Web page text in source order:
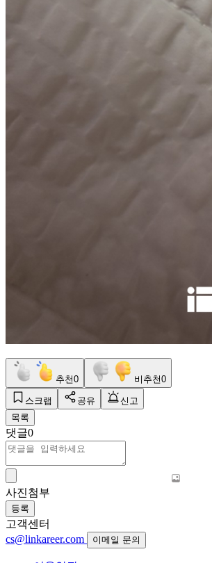
추천0 비추천0
스크랩 공유
신고
목록
댓글0
사진첨부
등록
고객센터
cs@linkareer.com
이메일 문의